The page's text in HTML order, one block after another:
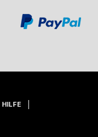
HILFE